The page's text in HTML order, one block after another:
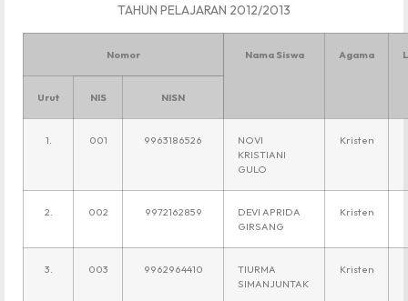
TAHUN PELAJARAN 2012/2013
Nomor Nama Siswa Agama
Urut NIS NISN
1. 001 9963186526
NOVI
KRISTIANI
GULO
Kristen
2. 002 9972162859
DEVI APRIDA
GIRSANG
Kristen
3. 003 9962964410
TIURMA
SIMANJUNTAK
Kristen